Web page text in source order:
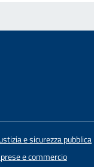
e sicurezza pubblica
e commercio